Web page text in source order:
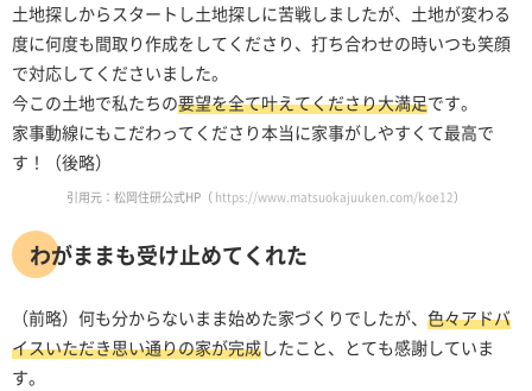
土地探しからスタートし土地探しに苦戦しましたが、土地が変わる
度に何度も間取り作成をしてくださり、打ち合わせの時いつも笑顔
で対応してくださいました。
今この土地で私たちの要望を全て叶えてくださり大満足です。
家事動線にもこだわってくださり本当に家事がしやすくて最高で
す！（後略）
引用元：松岡住研公式HP（ https://www.matsuokajuuken.com/koe12）
わがままも受け止めてくれた
（前略）何も分からないまま始めた家づくりでしたが、 色々アドバ
イスいただき思い通りの家が完成したこと、とても感謝していま
す。